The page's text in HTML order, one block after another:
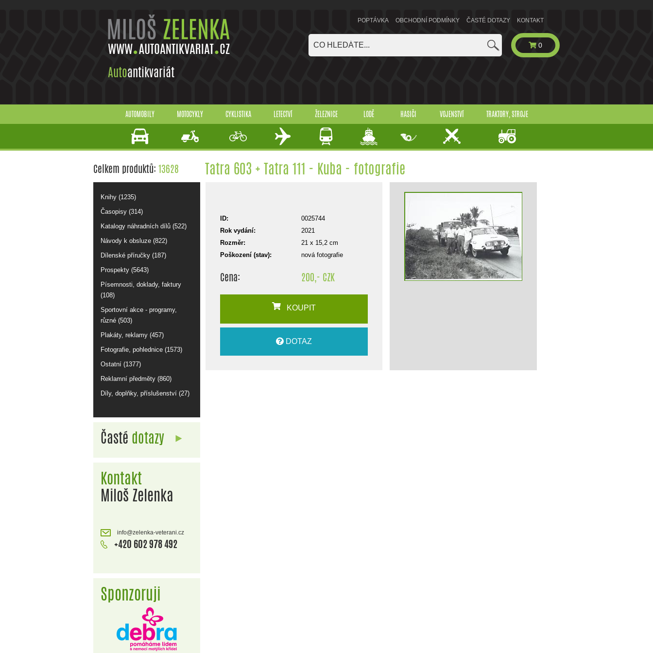
Autoantikvariát
POPTÁVKA OBCHODNÍ PODMÍNKY ČASTÉ DOTAZY KONTAKT
0
AUTOMOBILY MOTOCYKLY CYKLISTIKA LETECTVÍ ŽELEZNICE LODĚ HASIČI VOJENSTVÍ TRAKTORY, STROJE
Celkem produktů: 13628
Knihy (1235)
Časopisy (314)
Katalogy náhradních dílů (522)
Návody k obsluze (822)
Dílenské příručky (187)
Prospekty (5643)
Písemnosti, doklady, faktury
(108)
Sportovní akce - programy,
různé (503)
Plakáty, reklamy (457)
Fotografie, pohlednice (1573)
Ostatní (1377)
Reklamní předměty (860)
Díly, doplňky, příslušenství (27)
Časté dotazy
Kontakt
Miloš Zelenka
info@zelenka-veterani.cz
+420 602 978 492
Sponzoruji
Tatra 603 + Tatra 111 - Kuba - fotografie
ID:
0025744
Rok vydání:
2021
Rozměr:
21 x 15,2 cm
Poškození (stav):
nová fotografie
Cena: 200,- CZK
KOUPIT
DOTAZ